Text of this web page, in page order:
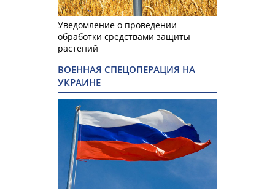
Уведомление о проведении
обработки средствами защиты
растений
ВОЕННАЯ СПЕЦОПЕРАЦИЯ НА
УКРАИНЕ